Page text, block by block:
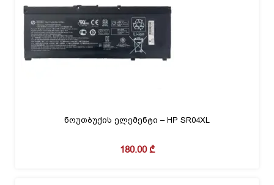
ნოუთბუქის ელემენტი – HP SR04XL
180.00₾